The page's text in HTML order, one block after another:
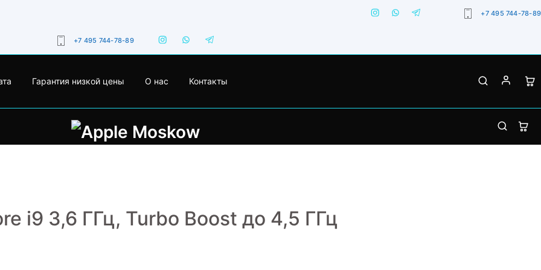
+7 495 744-78-89
+7 495 744-78-89
Гарантия низкой цены О нас Контакты
i9 3,6 ГГц, Turbo Boost до 4,5 ГГц